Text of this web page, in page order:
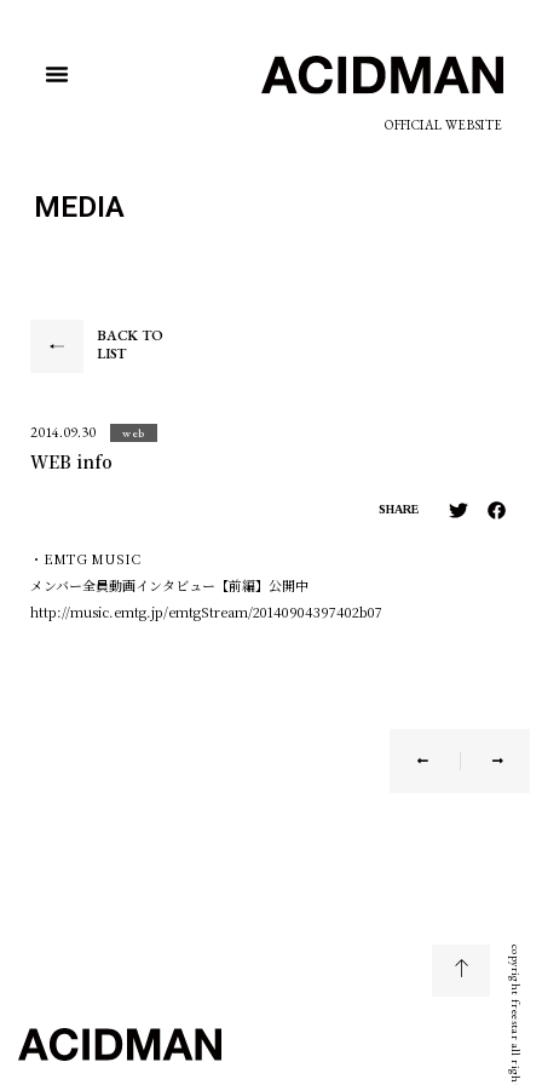
OFFICIAL WEBSITE
MEDIA
BACK TO
LIST
2014.09.30 web
WEB info
SHARE
・EMTG MUSIC
メンバー全員動画インタビュー【前編】公開中
http://music.emtg.jp/emtgStream/20140904397402b07
copyright freestar all right reserved